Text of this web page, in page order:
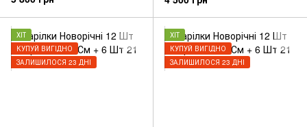
ХІТ
КУПУЙ ВИГІДНО
ЗАЛИШИЛОСЯ 23 ДНІ
ХІТ
КУПУЙ ВИГІДНО
ЗАЛИШИЛОСЯ 23 ДНІ